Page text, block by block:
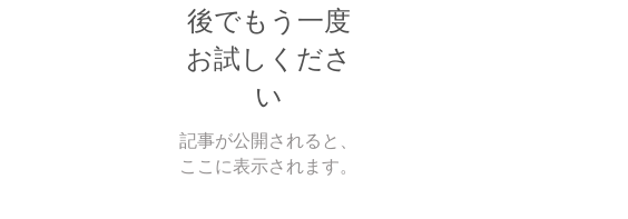
後でもう一度
お試しくださ
い
記事が公開されると、
ここに表示されます。